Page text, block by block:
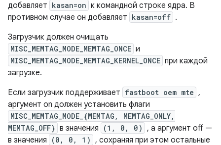
добавляет kasan=on к командной строке ядра. В
противном случае он добавляет kasan=off .
Загрузчик должен очищать
MISC_MEMTAG_MODE_MEMTAG_ONCE и
MISC_MEMTAG_MODE_MEMTAG_KERNEL_ONCE при каждой
загрузке.
Если загрузчик поддерживает fastboot oem mte ,
аргумент on должен установить флаги
MISC_MEMTAG_MODE_{MEMTAG, MEMTAG_ONLY,
MEMTAG_OFF} в значения (1, 0, 0) , а аргумент off —
в значения
(0, 0, 1) , сохраняя при этом остальные